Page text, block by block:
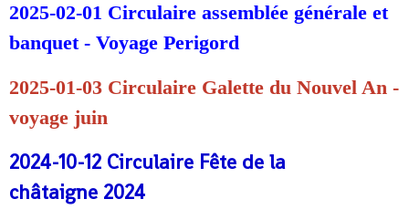
2025-02-01 Circulaire assemblée générale et
banquet - Voyage Perigord
2025-01-03 Circulaire Galette du Nouvel An -
voyage juin
2024-10-12 Circulaire Fête de la
châtaigne 2024